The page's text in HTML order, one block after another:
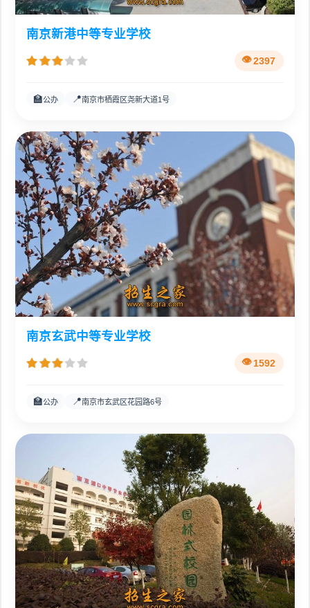
南京新港中等专业学校
2397
🏫公办 📍南京市栖霞区尧新大道1号
南京玄武中等专业学校
1592
🏫公办 📍南京市玄武区花园路6号